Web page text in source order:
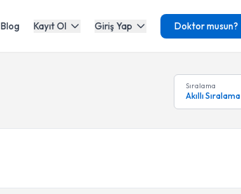
Blog Kayıt Ol Giriş Yap Doktor musun?
Sıralama
Akıllı Sıralama
Randevu Takvimi Talebi